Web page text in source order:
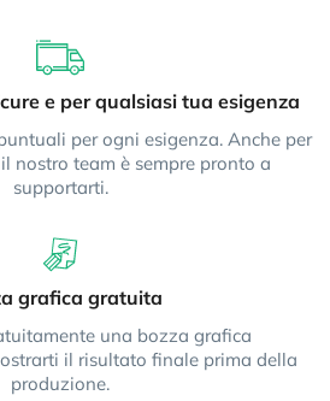
e per qualsiasi tua esigenza
per ogni esigenza. Anche per
nostro team è sempre pronto a
supportarti.
grafica gratuita
una bozza grafica
il risultato finale prima della
produzione.